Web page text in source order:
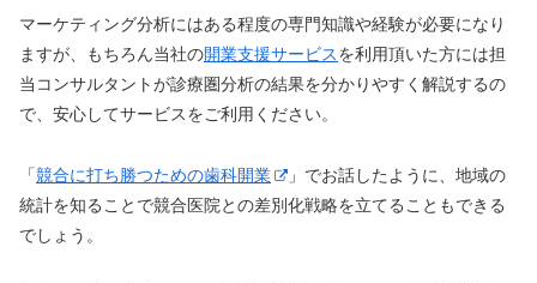
マーケティング分析にはある程度の専門知識や経験が必要になり
ますが、もちろん当社の開業支援サービスを利用頂いた方には担
当コンサルタントが診療圏分析の結果を分かりやすく解説するの
で、安心してサービスをご利用ください。
「競合に打ち勝つための歯科開業
」でお話したように、地域の
統計を知ることで競合医院との差別化戦略を立てることもできる
でしょう。